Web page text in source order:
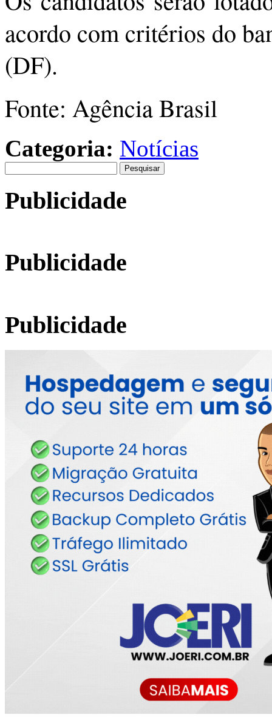
acordo com critérios do
(DF).
Fonte: Agência Brasil
Categoria: Notícias
por:
Publicidade
Publicidade
Publicidade